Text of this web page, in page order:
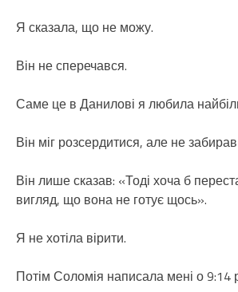
Я сказала, що не можу.
Він не сперечався.
Саме це в Данилові я любила
Він міг розсердитися, але не
Він лише сказав: «Тоді хоча б
вигляд, що вона не готує щось».
Я не хотіла вірити.
Потім Соломія написала мені о 9:14